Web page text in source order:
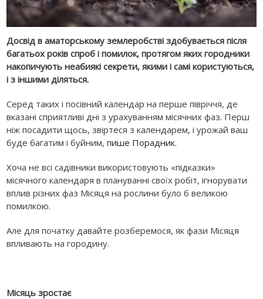
Досвід в аматорському землеробстві здобувається після
багатьох років спроб і помилок, протягом яких городники
накопичують неабиякі секрети, якими і самі користуються,
і з іншими діляться.
Серед таких і посівний календар на перше півріччя, де
вказані сприятливі дні з урахуванням місячних фаз. Перш
ніж посадити щось, звіртеся з календарем, і урожай ваш
буде багатим і буйним,пише Порадник.
Хоча не всі садівники використовують «підказки»
місячного календаря в плануванні своїх робіт, ігнорувати
вплив різних фаз Місяця на рослини було б великою
помилкою.
Але для початку давайте розберемося, як фази Місяця
впливають на городину.
Місяць зростає